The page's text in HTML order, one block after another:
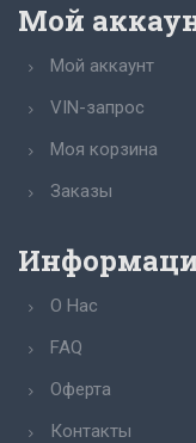
Мой
Мой аккаунт
VIN-запрос
Моя корзина
Заказы
О Нас
FAQ
Оферта
Контакты